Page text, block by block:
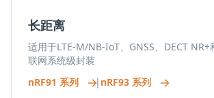
长距离
适用于LTE-M/NB-IoT、GNSS、DECT
联网系统级封装
nRF91 系列
| nRF93 系列